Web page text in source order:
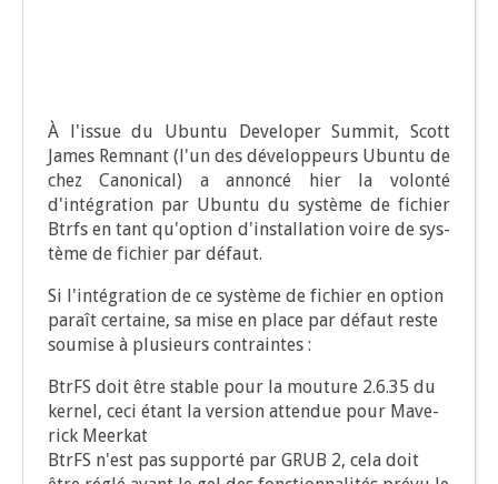
À l'issue du Ubun­tu Deve­lo­per Sum­mit, Scott
James Rem­nant (l'un des déve­lop­peurs Ubun­tu de
chez Cano­ni­cal) a annon­cé hier la volon­té
d'intégration par Ubun­tu du sys­tème de fichier
Btrfs en tant qu'option d'installation voire de sys­
tème de fichier par défaut.
Si l'intégration de ce sys­tème de fichier en option
paraît cer­taine, sa mise en place par défaut reste
sou­mise à plu­sieurs contraintes :
BtrFS doit être stable pour la mou­ture 2.6.35 du
ker­nel, ceci étant la ver­sion atten­due pour Mave­
rick Meerkat
BtrFS n'est pas sup­por­té par GRUB 2, cela doit